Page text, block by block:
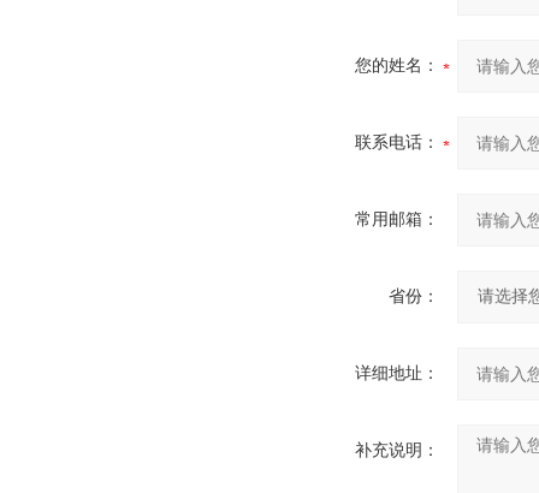
您的姓名：
联系电话：
常用邮箱：
省份：
详细地址：
补充说明：